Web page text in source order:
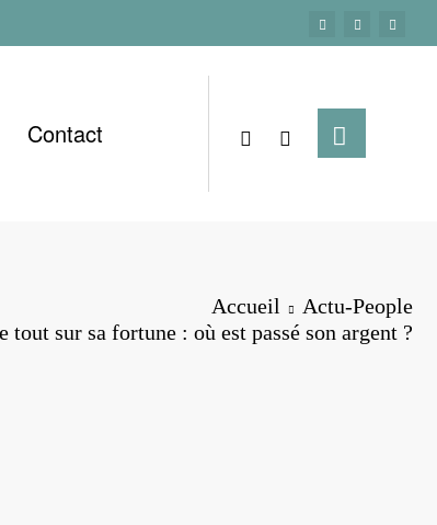
Contact
Accueil
Actu-People
tout sur sa fortune : où est passé son argent ?